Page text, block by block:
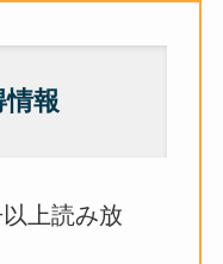
報
以上読み放